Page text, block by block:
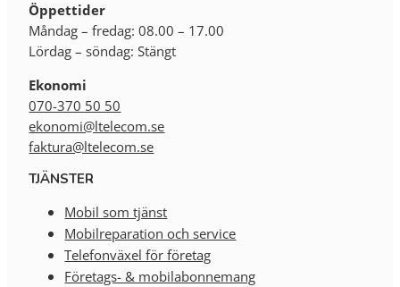
Öppettider
Måndag – fredag: 08.00 – 17.00
Lördag – söndag: Stängt
Ekonomi
070-370 50 50
ekonomi@ltelecom.se
faktura@ltelecom.se
TJÄNSTER
Mobil som tjänst
Mobilreparation och service
Telefonväxel för företag
Företags- & mobilabonnemang